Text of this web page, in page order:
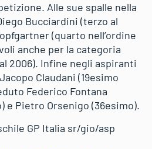
Alle sue spalle nella
Bucciardini (terzo al
(quarto nell’ordine
anche per la categoria
2006). Infine negli aspiranti
Claudani (19esimo
Federico Fontana
e Pietro Orsenigo (36esimo).
GP Italia sr/gio/asp